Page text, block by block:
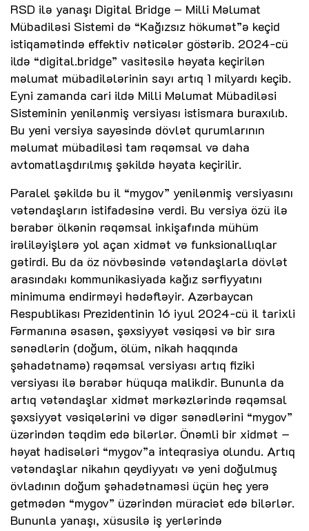
RSD ilə yanaşı Digital Bridge – Milli Məlumat
Mübadiləsi Sistemi də “Kağızsız hökumət”ə keçid
istiqamətində effektiv nəticələr göstərib. 2024-cü
ildə “digital.bridge” vasitəsilə həyata keçirilən
məlumat mübadilələrinin sayı artıq 1 milyardı keçib.
Eyni zamanda cari ildə Milli Məlumat Mübadiləsi
Sisteminin yenilənmiş versiyası istismara buraxılıb.
Bu yeni versiya sayəsində dövlət qurumlarının
məlumat mübadiləsi tam rəqəmsal və daha
avtomatlaşdırılmış şəkildə həyata keçirilir.
Paralel şəkildə bu il “mygov” yenilənmiş versiyasını
vətəndaşların istifadəsinə verdi. Bu versiya özü ilə
bərabər ölkənin rəqəmsal inkişafında mühüm
irəliləyişlərə yol açan xidmət və funksionallıqlar
gətirdi. Bu da öz növbəsində vətəndaşlarla dövlət
arasındakı kommunikasiyada kağız sərfiyyatını
minimuma endirməyi hədəfləyir. Azərbaycan
Respublikası Prezidentinin 16 iyul 2024-cü il tarixli
Fərmanına əsasən, şəxsiyyət vəsiqəsi və bir sıra
sənədlərin (doğum, ölüm, nikah haqqında
şəhadətnamə) rəqəmsal versiyası artıq fiziki
versiyası ilə bərabər hüquqa malikdir. Bununla da
artıq vətəndaşlar xidmət mərkəzlərində rəqəmsal
şəxsiyyət vəsiqələrini və digər sənədlərini “mygov”
üzərindən təqdim edə bilərlər. Önəmli bir xidmət –
həyat hadisələri “mygov”a inteqrasiya olundu. Artıq
vətəndaşlar nikahın qeydiyyatı və yeni doğulmuş
övladının doğum şəhadətnaməsi üçün heç yerə
getmədən “mygov” üzərindən müraciət edə bilərlər.
Bununla yanaşı, xüsusilə iş yerlərində